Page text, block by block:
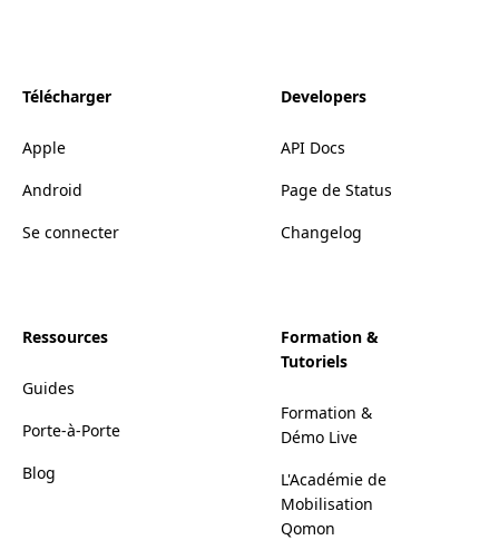
Télécharger
Apple
Android
Se connecter
Developers
API Docs
Page de Status
Changelog
Ressources
Guides
Porte-à-Porte
Blog
Formation &
Tutoriels
Formation &
Démo Live
L'Académie de
Mobilisation
Qomon